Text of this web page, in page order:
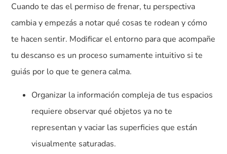
Cuando te das el permiso de frenar, tu perspectiva
cambia y empezás a notar qué cosas te rodean y cómo
te hacen sentir. Modificar el entorno para que acompañe
tu descanso es un proceso sumamente intuitivo si te
guiás por lo que te genera calma.
Organizar la información compleja de tus espacios
requiere observar qué objetos ya no te
representan y vaciar las superficies que están
visualmente saturadas.